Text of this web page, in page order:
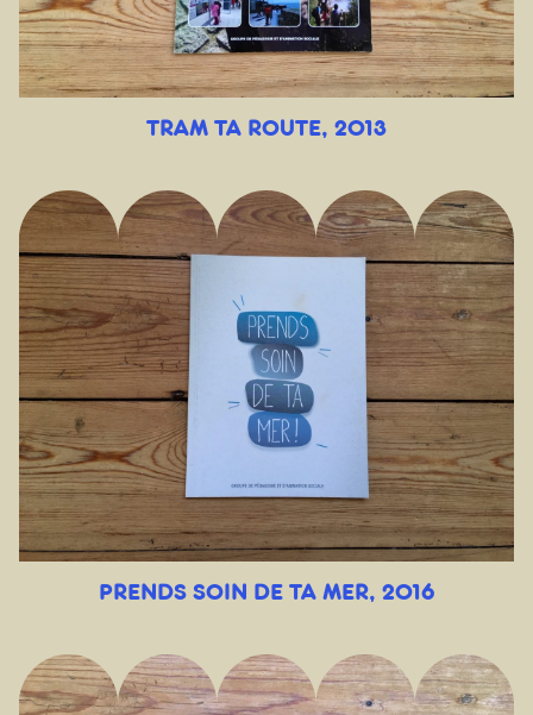
TRAM TA ROUTE, 2013
PRENDS SOIN DE TA MER, 2016